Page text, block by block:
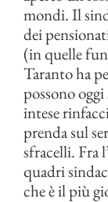
mondi. Il
dei
(in quelle
Taranto ha
possono
intese
prenda sul
sfracelli. Fra
quadri
che è il più